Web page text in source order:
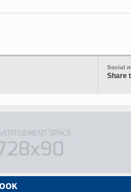
Social
Share